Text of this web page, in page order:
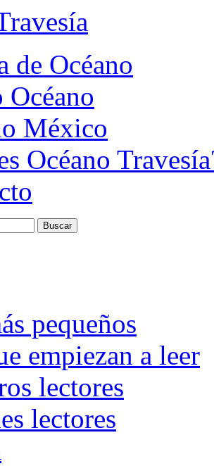
de Océano
Océano
México
Océano
pequeños
empiezan a leer
lectores
lectores